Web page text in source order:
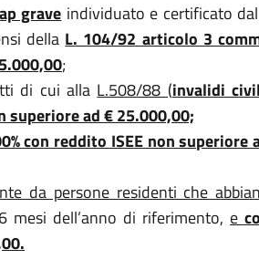
grave individuato e certificato
della L. 104/92 articolo 3
;
di cui alla L.508/88 (invalidi
superiore ad € 25.000,00;
con reddito ISEE non superiore
da persone residenti che
mesi dell’anno di riferimento, e